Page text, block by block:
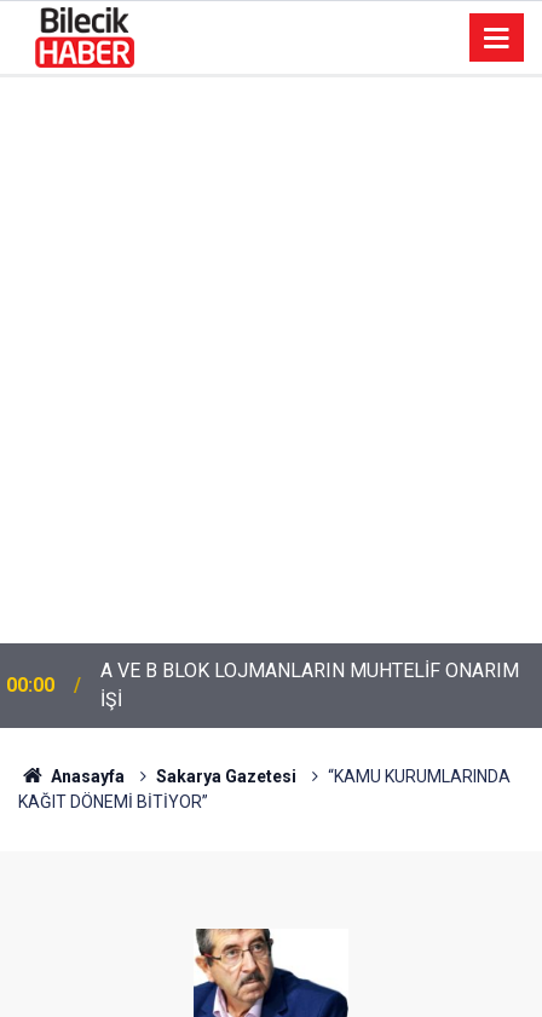
00:00
A VE B BLOK LOJMANLARIN MUHTELİF ONARIM
İŞİ
Anasayfa Sakarya Gazetesi
“KAMU KURUMLARINDA
KAĞIT DÖNEMİ BİTİYOR”